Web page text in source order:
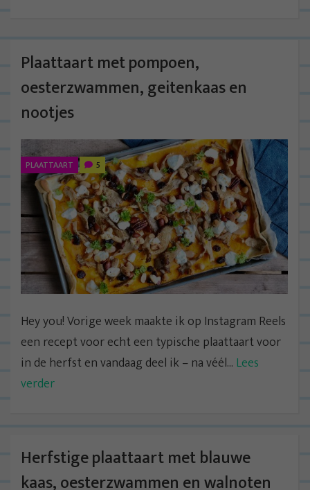
Plaattaart met pompoen,
oesterzwammen, geitenkaas en
nootjes
PLAATTAART 5
Hey you! Vorige week maakte ik op Instagram Reels
een recept voor echt een typische plaattaart voor
in de herfst en vandaag deel ik – na véél... Lees
verder
Herfstige plaattaart met blauwe
kaas, oesterzwammen en walnoten